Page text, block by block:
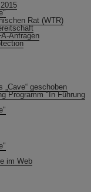
Rat (WTR)
Anfragen
„Cave“ geschoben
Programm "In Führung
im Web